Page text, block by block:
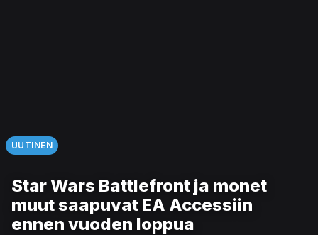
UUTINEN
Star Wars Battlefront ja monet
muut saapuvat EA Accessiin
ennen vuoden loppua